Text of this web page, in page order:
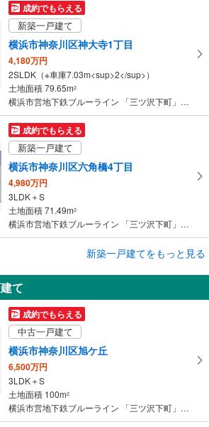
成約でもらえる
新築一戸建て
横浜市神奈川区神大寺1丁目
4,180万円
2SLDK（※車庫7.03m<sup>2</sup>）
土地面積 79.65m2
横浜市営地下鉄ブルーライン 「三ツ沢下町」駅 徒歩12分
成約でもらえる
新築一戸建て
横浜市神奈川区六角橋4丁目
4,980万円
3LDK＋S
土地面積 71.49m2
横浜市営地下鉄ブルーライン 「三ツ沢下町」駅 徒歩10分
横浜市神奈川区三ツ沢東町
6,480万円
3LDK
土地面積 129.58m
新築一戸建てをもっと見る
て
成約でもらえる
中古一戸建て
横浜市神奈川区旭ケ丘
6,500万円
3LDK＋S
土地面積 100m2
横浜市営地下鉄ブルーライン 「三ツ沢下町」駅 徒歩10分